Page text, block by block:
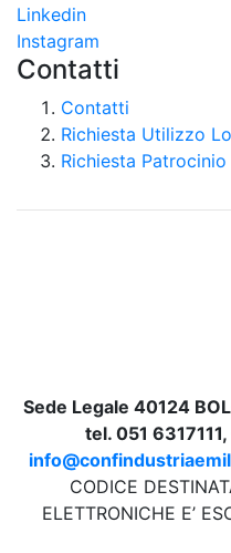
Linkedin
Instagram
Contatti
Contatti
Richiesta Utilizzo
Richiesta Patrocinio
Sede Legale 40124
tel. 051
CODICE
ELETTRONICHE E’